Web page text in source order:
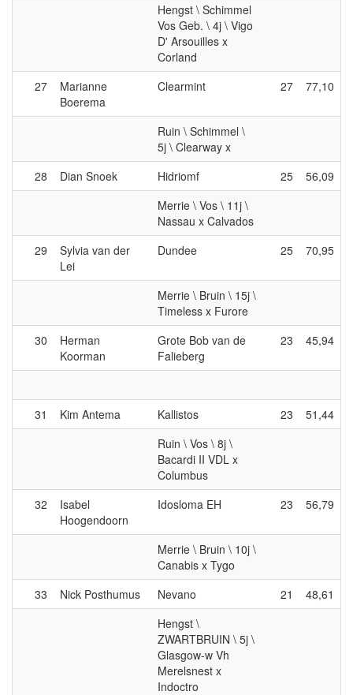
Hengst \ Schimmel
Vos Geb. \ 4j \ Vigo
D' Arsouilles x
Corland
27
Marianne
Boerema
Clearmint 27 77,10
Ruin \ Schimmel \
5j \ Clearway x
28
Dian Snoek Hidriomf 25
56,09
Merrie \ Vos \ 11j \
Nassau x Calvados
29
Sylvia van der
Lei
Dundee 25 70,95
Merrie \ Bruin \ 15j \
Timeless x Furore
30
Herman
Koorman
Grote Bob van de
Falieberg
23 45,94
31 Kim Antema Kallistos 23
51,44
Ruin \ Vos \ 8j \
Bacardi II VDL x
Columbus
32
Isabel
Hoogendoorn
Idosloma EH 23 56,79
Merrie \ Bruin \ 10j \
Canabis x Tygo
33
Nick Posthumus Nevano 21
48,61
Hengst \
ZWARTBRUIN \ 5j \
Glasgow-w Vh
Merelsnest x
Indoctro